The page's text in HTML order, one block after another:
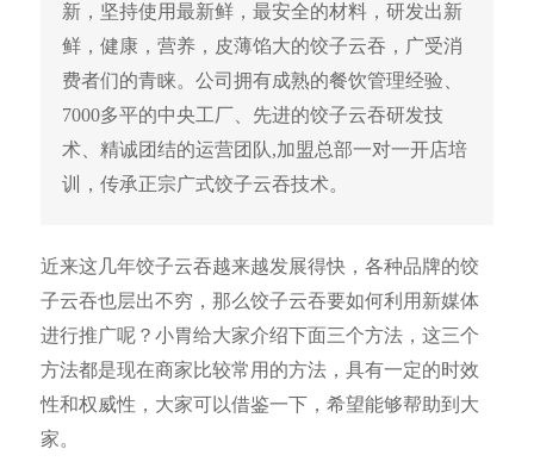
新，坚持使用最新鲜，最安全的材料，研发出新
鲜，健康，营养，皮薄馅大的饺子云吞，广受消
费者们的青睐。公司拥有成熟的餐饮管理经验、
7000多平的中央工厂、先进的饺子云吞研发技
术、精诚团结的运营团队,加盟总部一对一开店培
训，传承正宗广式饺子云吞技术。
近来这几年饺子云吞越来越发展得快，各种品牌的饺
子云吞也层出不穷，那么饺子云吞要如何利用新媒体
进行推广呢？小胃给大家介绍下面三个方法，这三个
方法都是现在商家比较常用的方法，具有一定的时效
性和权威性，大家可以借鉴一下，希望能够帮助到大
家。